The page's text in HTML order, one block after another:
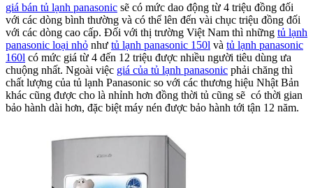
giá bán tủ lạnh panasonic sẽ có mức dao động từ 4 triệu đồng đối
với các dòng bình thường và có thể lên đến vài chục triệu đồng đối
với các dòng cao cấp. Đối với thị trường Việt Nam thì những tủ lạnh
panasonic loại nhỏ như tủ lạnh panasonic 150l và tủ lạnh panasonic
160l có mức giá từ 4 đến 12 triệu được nhiều người tiêu dùng ưa
chuộng nhất. Ngoài việc giá của tủ lạnh panasonic phải chăng thì
chất lượng của tủ lạnh Panasonic so với các thương hiệu Nhật Bản
khác cũng được cho là nhỉnh hơn đồng thời tủ cũng sẽ có thời gian
bảo hành dài hơn, đặc biệt máy nén được bảo hành tới tận 12 năm.